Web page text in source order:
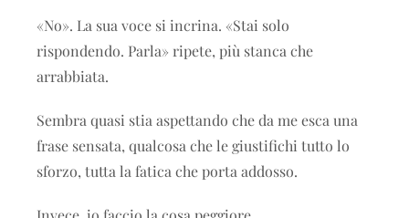
«No». La sua voce si incrina. «Stai solo
rispondendo. Parla» ripete, più stanca che
arrabbiata.
Sembra quasi stia aspettando che da me esca una
frase sensata, qualcosa che le giustifichi tutto lo
sforzo, tutta la fatica che porta addosso.